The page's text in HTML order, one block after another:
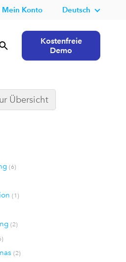
Mein Konto Deutsch
Kostenfreie
Demo
Übersicht
(6)
(1)
(2)
(2)